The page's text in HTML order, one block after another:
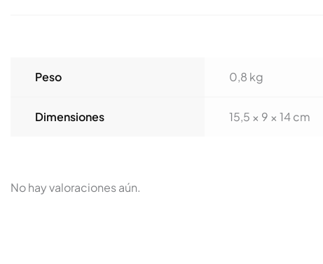
Peso 0,8 kg
Dimensiones 15,5 × 9 × 14 cm
No hay valoraciones aún.